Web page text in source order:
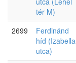
tér M)
2699
Ferdinánd
híd (Izabella
utca)